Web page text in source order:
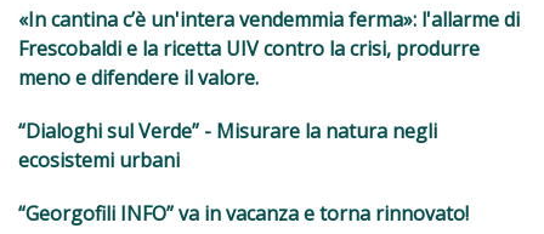
«In cantina c’è un'intera vendemmia ferma»: l'allarme di
Frescobaldi e la ricetta UIV contro la crisi, produrre
meno e difendere il valore.
“Dialoghi sul Verde” - Misurare la natura negli
ecosistemi urbani
“Georgofili INFO” va in vacanza e torna rinnovato!